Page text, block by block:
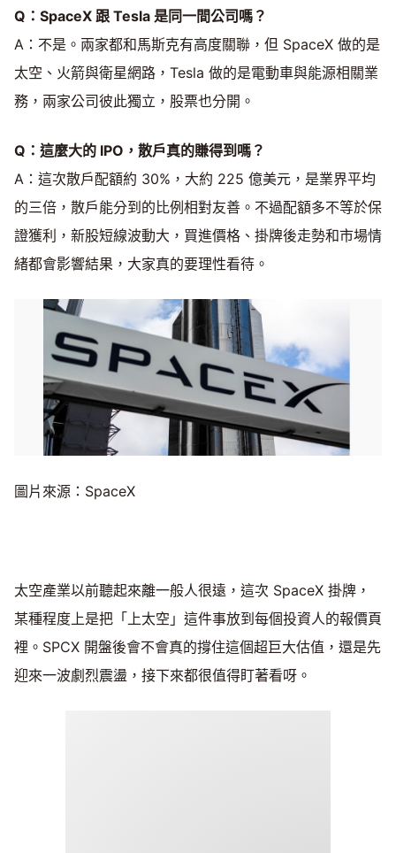
Q：SpaceX 跟 Tesla 是同一間公司嗎？
A：不是。兩家都和馬斯克有高度關聯，但 SpaceX 做的是
太空、火箭與衛星網路，Tesla 做的是電動車與能源相關業
務，兩家公司彼此獨立，股票也分開。
Q：這麼大的 IPO，散戶真的賺得到嗎？
A：這次散戶配額約 30%，大約 225 億美元，是業界平均
的三倍，散戶能分到的比例相對友善。不過配額多不等於保
證獲利，新股短線波動大，買進價格、掛牌後走勢和市場情
緒都會影響結果，大家真的要理性看待。
圖片來源：SpaceX
太空產業以前聽起來離一般人很遠，這次 SpaceX 掛牌，
某種程度上是把「上太空」這件事放到每個投資人的報價頁
裡。SPCX 開盤後會不會真的撐住這個超巨大估值，還是先
迎來一波劇烈震盪，接下來都很值得盯著看呀。